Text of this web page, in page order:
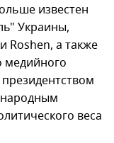
известен
Украины,
Roshen, а также
медийного
веса